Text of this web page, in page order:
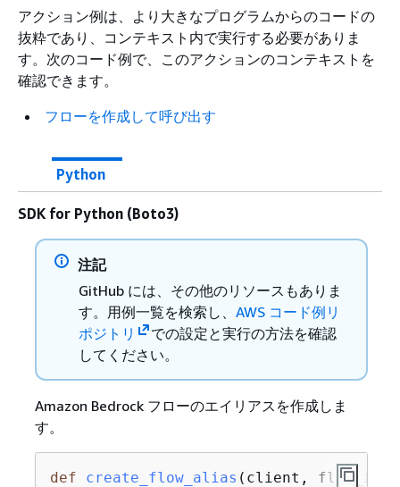
アクション例は、より大きなプログラムからのコードの
抜粋であり、コンテキスト内で実行する必要がありま
す。次のコード例で、このアクションのコンテキストを
確認できます。
フローを作成して呼び出す
Python
SDK for Python (Boto3)
注記
GitHub には、その他のリソースもありま
す。用例一覧を検索し、 AWS コード例リ
ポジトリ
での設定と実行の方法を確認
してください。
Amazon Bedrock フローのエイリアスを作成しま
す。
def create_flow_alias ( client, flow_id,